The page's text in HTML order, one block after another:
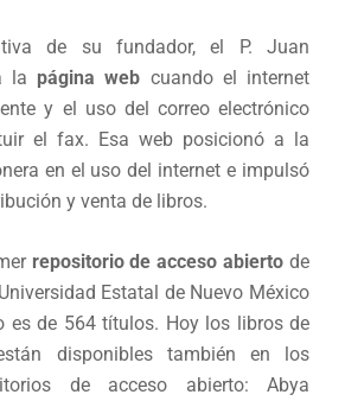
de su fundador, el P. Juan
la página web cuando el internet
y el uso del correo electrónico
el fax. Esa web posicionó a la
en el uso del internet e impulsó
y venta de libros.
repositorio de acceso abierto de
Estatal de Nuevo México
es de 564 títulos. Hoy los libros de
disponibles también en los
de acceso abierto: Abya